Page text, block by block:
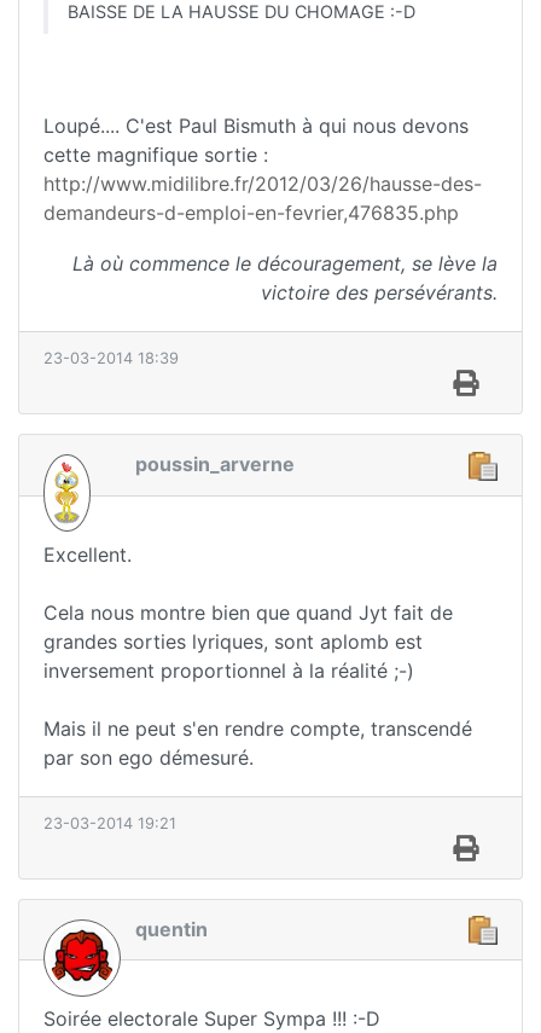
BAISSE DE LA HAUSSE DU CHOMAGE :-D
Loupé.... C'est Paul Bismuth à qui nous devons
cette magnifique sortie :
http://www.midilibre.fr/2012/03/26/hausse-des-
demandeurs-d-emploi-en-fevrier,476835.php
Là où commence le découragement, se lève la
victoire des persévérants.
23-03-2014 18:39
poussin_arverne
Excellent.
Cela nous montre bien que quand Jyt fait de
grandes sorties lyriques, sont aplomb est
inversement proportionnel à la réalité ;-)
Mais il ne peut s'en rendre compte, transcendé
par son ego démesuré.
23-03-2014 19:21
quentin
Soirée electorale Super Sympa !!! :-D